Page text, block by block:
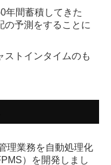
年間蓄積してきた
の予測 をすることに
ストインタイムのも
理業務を自動処理化
）を開発しまし